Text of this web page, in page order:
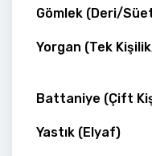
Gömlek (Deri/
Yorgan (Tek
Battaniye (Çift
Yastık (Elyaf)